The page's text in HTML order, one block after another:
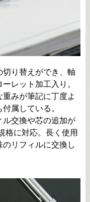
り替えができ、軸
レット加工入り。
みが筆記に丁度よ
属している。
交換や芯の追加が
格に対応。長く使用
リフィルに交換し